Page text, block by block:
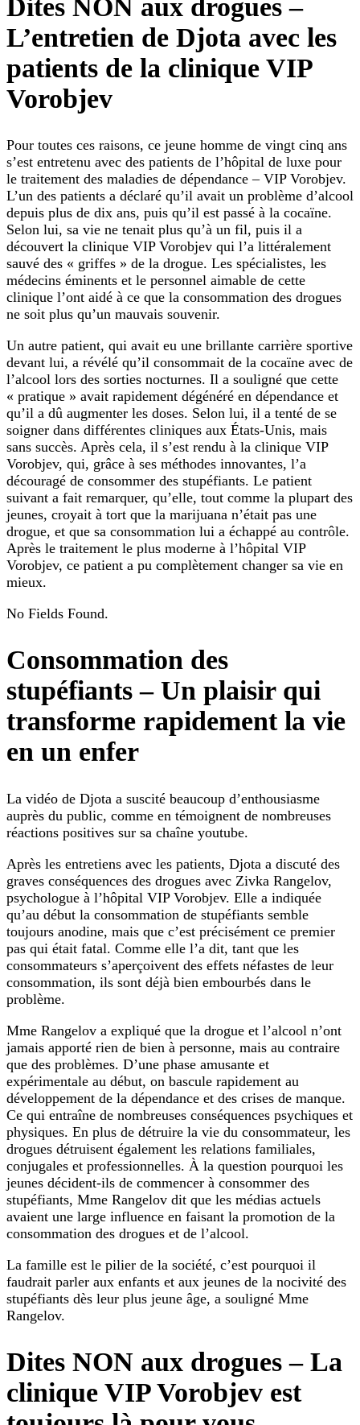
Dites NON aux drogues –
L’entretien de Djota avec les
patients de la clinique VIP
Vorobjev
Pour toutes ces raisons, ce jeune homme de vingt cinq ans
s’est entretenu avec des patients de l’hôpital de luxe pour
le traitement des maladies de dépendance – VIP Vorobjev.
L’un des patients a déclaré qu’il avait un problème d’alcool
depuis plus de dix ans, puis qu’il est passé à la cocaïne.
Selon lui, sa vie ne tenait plus qu’à un fil, puis il a
découvert la clinique VIP Vorobjev qui l’a littéralement
sauvé des « griffes » de la drogue. Les spécialistes, les
médecins éminents et le personnel aimable de cette
clinique l’ont aidé à ce que la consommation des drogues
ne soit plus qu’un mauvais souvenir.
Un autre patient, qui avait eu une brillante carrière sportive
devant lui, a révélé qu’il consommait de la cocaïne avec de
l’alcool lors des sorties nocturnes. Il a souligné que cette
« pratique » avait rapidement dégénéré en dépendance et
qu’il a dû augmenter les doses. Selon lui, il a tenté de se
soigner dans différentes cliniques aux États-Unis, mais
sans succès. Après cela, il s’est rendu à la clinique VIP
Vorobjev, qui, grâce à ses méthodes innovantes, l’a
découragé de consommer des stupéfiants. Le patient
suivant a fait remarquer, qu’elle, tout comme la plupart des
jeunes, croyait à tort que la marijuana n’était pas une
drogue, et que sa consommation lui a échappé au contrôle.
Après le traitement le plus moderne à l’hôpital VIP
Vorobjev, ce patient a pu complètement changer sa vie en
mieux.
No Fields Found.
Consommation des
stupéfiants – Un plaisir qui
transforme rapidement la vie
en un enfer
La vidéo de Djota a suscité beaucoup d’enthousiasme
auprès du public, comme en témoignent de nombreuses
réactions positives sur sa chaîne youtube.
Après les entretiens avec les patients, Djota a discuté des
graves conséquences des drogues avec Zivka Rangelov,
psychologue à l’hôpital VIP Vorobjev. Elle a indiquée
qu’au début la consommation de stupéfiants semble
toujours anodine, mais que c’est précisément ce premier
pas qui était fatal. Comme elle l’a dit, tant que les
consommateurs s’aperçoivent des effets néfastes de leur
consommation, ils sont déjà bien embourbés dans le
problème.
Mme Rangelov a expliqué que la drogue et l’alcool n’ont
jamais apporté rien de bien à personne, mais au contraire
que des problèmes. D’une phase amusante et
expérimentale au début, on bascule rapidement au
développement de la dépendance et des crises de manque.
Ce qui entraîne de nombreuses conséquences psychiques et
physiques. En plus de détruire la vie du consommateur, les
drogues détruisent également les relations familiales,
conjugales et professionnelles. À la question pourquoi les
jeunes décident-ils de commencer à consommer des
stupéfiants, Mme Rangelov dit que les médias actuels
avaient une large influence en faisant la promotion de la
consommation des drogues et de l’alcool.
La famille est le pilier de la société, c’est pourquoi il
faudrait parler aux enfants et aux jeunes de la nocivité des
stupéfiants dès leur plus jeune âge, a souligné Mme
Rangelov.
Dites NON aux drogues – La
clinique VIP Vorobjev est